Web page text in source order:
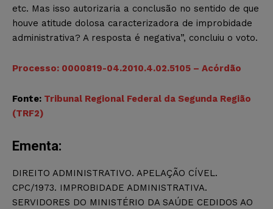
etc. Mas isso autorizaria a conclusão no sentido de que
houve atitude dolosa caracterizadora de improbidade
administrativa? A resposta é negativa”, concluiu o voto.
Processo: 0000819-04.2010.4.02.5105 – Acórdão
Fonte: Tribunal Regional Federal da Segunda Região
(TRF2)
Ementa:
DIREITO ADMINISTRATIVO. APELAÇÃO CÍVEL.
CPC/1973. IMPROBIDADE ADMINISTRATIVA.
SERVIDORES DO MINISTÉRIO DA SAÚDE CEDIDOS AO